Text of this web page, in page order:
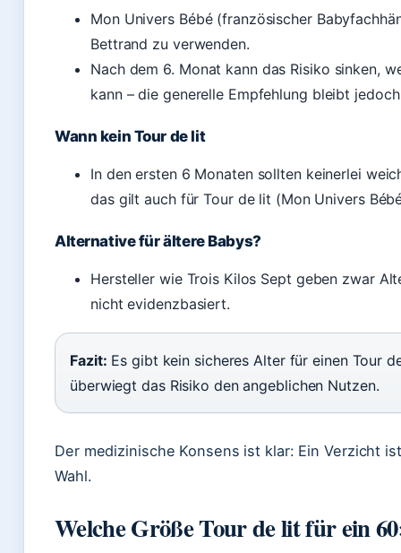
Mon Univers Bébé (französischer
Bettrand zu verwenden.
Nach dem 6. Monat kann das Risiko sinken,
kann – die generelle Empfehlung bleibt
Wann kein Tour de lit
In den ersten 6 Monaten sollten keinerlei
das gilt auch für Tour de lit (Mon Univers
Alternative für ältere Babys?
Hersteller wie Trois Kilos Sept geben zwar
nicht evidenzbasiert.
Fazit: Es gibt kein sicheres Alter für einen Tour
überwiegt das Risiko den angeblichen Nutzen.
Der medizinische Konsens ist klar: Ein Verzicht
Wahl.
Welche Größe Tour de lit für ein